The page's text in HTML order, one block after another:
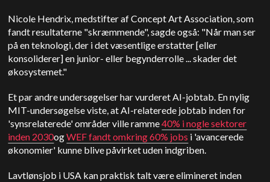
Nicole Hendrix, medstifter af Concept Art Association, som
fandt resultaterne "skræmmende", sagde også: "Når man ser
på en teknologi, der i det væsentlige erstatter [eller
konsoliderer] en junior- eller begynderrolle ... skader det
økosystemet."
Et par andre undersøgelser har vurderet AI-jobtab. En nylig
MIT-undersøgelse viste, at AI-relaterede jobtab inden for
'synsrelaterede' områder ville ramme40% i nogle sektorer
inden 2030ogWEF fandt omkring 60% jobs i 'avancerede
økonomier' kunne blive påvirket uden indgriben.
Lavtlønsjob i USA kan praktisk talt være elimineret inden